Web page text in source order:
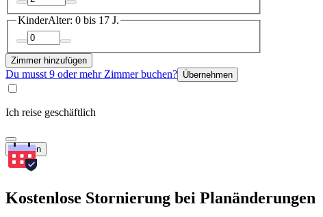
KinderAlter: 0 bis 17 J.
Zimmer hinzufügen
Du musst 9 oder mehr Zimmer buchen? Übernehmen
Ich reise geschäftlich
Suchen
Kostenlose Stornierung bei Planänderungen